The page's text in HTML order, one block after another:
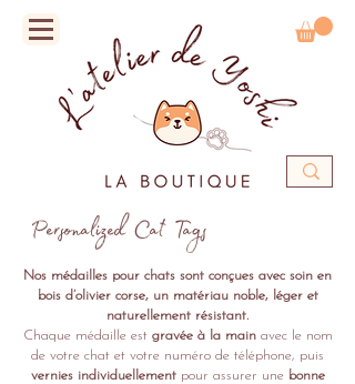
Personalized Cat Tags
Nos médailles pour chats sont conçues avec soin en
bois d’olivier corse, un matériau noble, léger et
naturellement résistant.
Chaque médaille est gravée à la mainavec le nom
de votre chat et votre numéro de téléphone, puis
vernies individuellementpour assurer une bonne